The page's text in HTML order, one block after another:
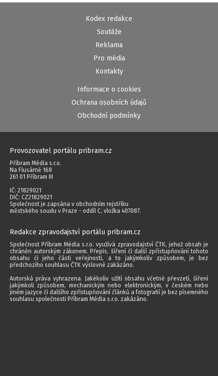
Kodex redakce
Soutěže
Reklama
Pro média
Kontakty
Informace o cookies
Ochrana osobních údajů
Obchodní podmínky
Provozovatel portálu pribram.cz
Příbram Média s.r.o.
Na Flusárně 168
261 01 Příbram III
IČ: 21829021
DIČ: CZ21829021
Společnost je zapsána v obchodním rejstříku
městského soudu v Praze - oddíl C, vložka 407087.
Redakce zpravodajství portálu pribram.cz
Společnost Příbram Média s.r.o. využívá zpravodajství ČTK, jehož obsah je
chráněn autorským zákonem. Přepis, šíření či další zpřístupňování tohoto
obsahu či jeho části veřejnosti, a to jakýmkoliv způsobem, je bez
předchozího souhlasu ČTK výslovně zakázáno.
Autorská práva vyhrazena. Jakékoliv užití obsahu včetně převzetí, šíření
jakýmkoli způsobem, mechanickým nebo elektronickým, v českém nebo
jiném jazyce či dalšího zpřístupňování článků a fotografií je bez písemného
souhlasu společnosti Příbram Média s.r.o. zakázáno.